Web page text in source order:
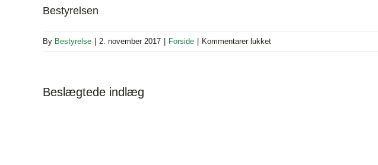
Bestyrelsen
By Bestyrelse 2. november 2017 Forside Kommentarer lukkettil
Prisstigning
Beslægtede indlæg